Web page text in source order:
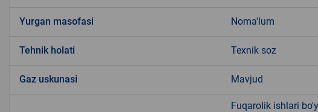
Yurgan masofasi Noma'lum
Tehnik holati Texnik soz
Gaz uskunasi Mavjud
Fuqarolik ishlari